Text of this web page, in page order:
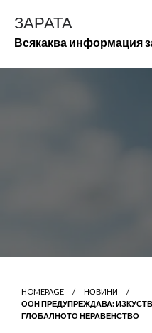
Skip
content
ЗАРАТА
Всякаква информация
HOMEPAGE
НОВИНИ
ООН ПРЕДУПРЕЖДАВА:
ГЛОБАЛНОТО НЕРАВЕНСТВО